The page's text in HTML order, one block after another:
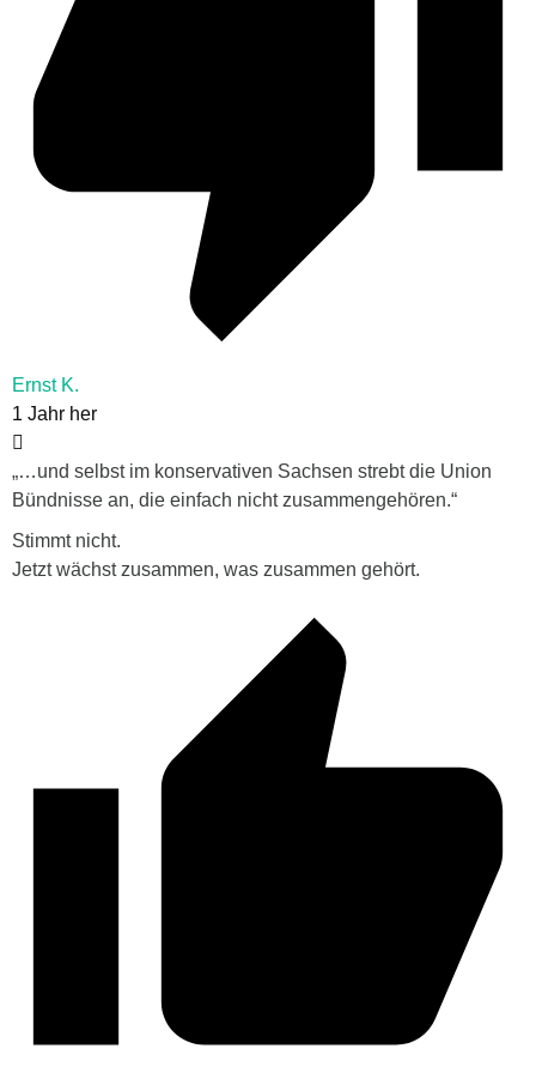
Ernst K.
1 Jahr her
„…und selbst im konservativen Sachsen strebt die Union
Bündnisse an, die einfach nicht zusammengehören.“
Stimmt nicht.
Jetzt wächst zusammen, was zusammen gehört.